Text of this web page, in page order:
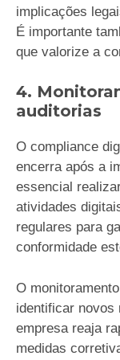
implicações
É importante
que valorize a
4.
auditorias
O compliance
encerra após a
essencial
atividades
regulares para
conformidade
O
identificar novos
empresa reaja
medidas